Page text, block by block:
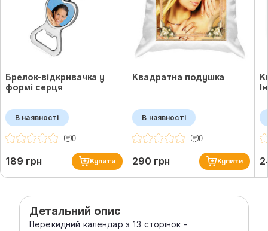
Брелок-відкривачка у
формі серця
В наявності
0
189 грн Купити
Квадратна подушка
В наявності
0
290 грн Купити
Детальний опис
Перекидний календар з 13 сторінок -